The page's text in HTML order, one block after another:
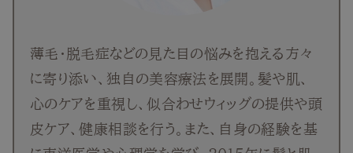
薄毛・脱毛症などの見た目の悩みを抱える方々
に寄り添い、独自の美容療法を展開。髪や肌、
心のケアを重視し、似合わせウィッグの提供や頭
皮ケア、健康相談を行う。また、自身の経験を基